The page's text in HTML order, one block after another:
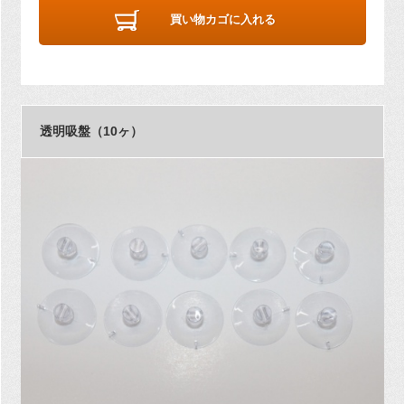
買い物カゴに入れる
透明吸盤（10ヶ）